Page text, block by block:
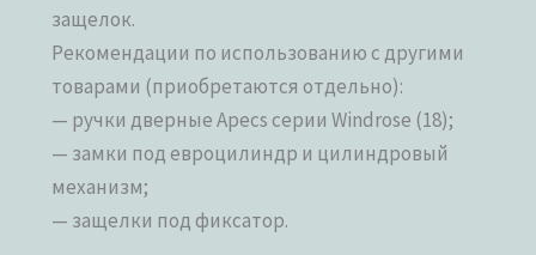
защелок.
Рекомендации по использованию с другими
товарами (приобретаются отдельно):
— ручки дверные Apecs серии Windrose (18);
— замки под евроцилиндр и цилиндровый
механизм;
— защелки под фиксатор.